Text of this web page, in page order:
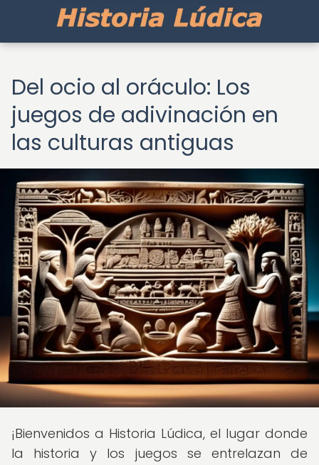
Del ocio al oráculo: Los
juegos de adivinación en
las culturas antiguas
¡Bienvenidos a Historia Lúdica, el lugar donde
la historia y los juegos se entrelazan de